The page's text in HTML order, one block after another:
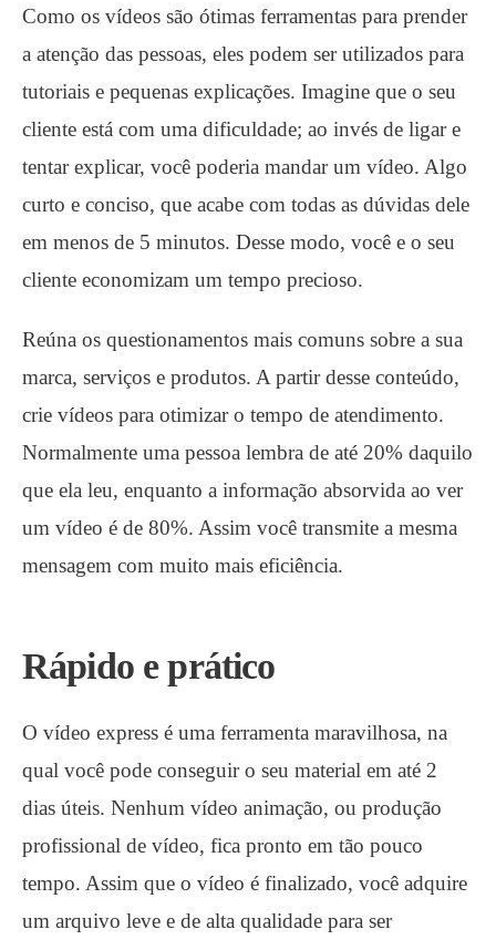
Como os vídeos são ótimas ferramentas para prender
a atenção das pessoas, eles podem ser utilizados para
tutoriais e pequenas explicações. Imagine que o seu
cliente está com uma dificuldade; ao invés de ligar e
tentar explicar, você poderia mandar um vídeo. Algo
curto e conciso, que acabe com todas as dúvidas dele
em menos de 5 minutos. Desse modo, você e o seu
cliente economizam um tempo precioso.
Reúna os questionamentos mais comuns sobre a sua
marca, serviços e produtos. A partir desse conteúdo,
crie vídeos para otimizar o tempo de atendimento.
Normalmente uma pessoa lembra de até 20% daquilo
que ela leu, enquanto a informação absorvida ao ver
um vídeo é de 80%. Assim você transmite a mesma
mensagem com muito mais eficiência.
Rápido e prático
O vídeo express é uma ferramenta maravilhosa, na
qual você pode conseguir o seu material em até 2
dias úteis. Nenhum vídeo animação, ou produção
profissional de vídeo, fica pronto em tão pouco
tempo. Assim que o vídeo é finalizado, você adquire
um arquivo leve e de alta qualidade para ser